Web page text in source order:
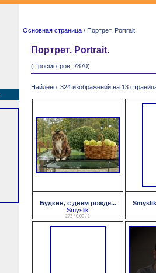
Основная страница / Портрет. Portrait.
Портрет. Portrait.
(Просмотров: 7870)
Найдено: 324 изображений на 13
Будкин, с днём рожде...
Smyslik
273 / 0.00 / 1